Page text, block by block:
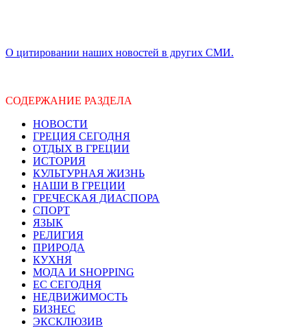
О цитировании наших новостей в других СМИ.
СОДЕРЖАНИЕ РАЗДЕЛА
НОВОСТИ
ГРЕЦИЯ СЕГОДНЯ
ОТДЫХ В ГРЕЦИИ
ИСТОРИЯ
КУЛЬТУРНАЯ ЖИЗНЬ
НАШИ В ГРЕЦИИ
ГРЕЧЕСКАЯ ДИАСПОРА
СПОРТ
ЯЗЫК
РЕЛИГИЯ
ПРИРОДА
КУХНЯ
МОДА И SHOPPING
ЕС СЕГОДНЯ
НЕДВИЖИМОСТЬ
БИЗНЕС
ЭКСКЛЮЗИВ